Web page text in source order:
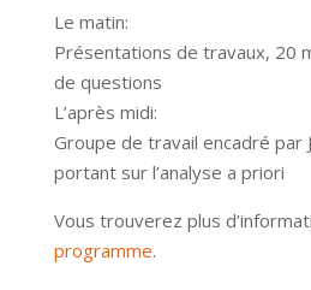
Le matin:
Présentations de travaux, 20
de questions
L’après midi:
Groupe de travail encadré par
portant sur l’analyse a priori
Vous trouverez plus
programme.